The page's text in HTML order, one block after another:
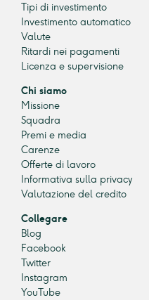
Tipi di investimento
Investimento automatico
Valute
Ritardi nei pagamenti
Licenza e supervisione
Chi siamo
Missione
Squadra
Premi e media
Carenze
Offerte di lavoro
Informativa sulla privacy
Valutazione del credito
Collegare
Blog
Facebook
Twitter
Instagram
YouTube